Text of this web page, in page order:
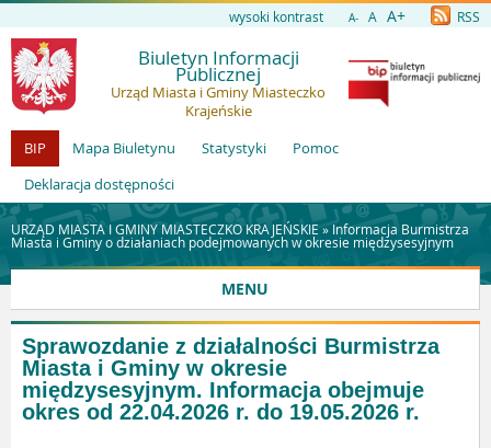
wysoki kontrast A- A A+ RSS
Biuletyn Informacji
Publicznej
Urząd Miasta i Gminy Miasteczko
Krajeńskie
BIP
Mapa Biuletynu Statystyki
Pomoc
Deklaracja dostępności
URZĄD MIASTA I GMINY MIASTECZKO KRAJEŃSKIE »Informacja Burmistrza
Miasta i Gminy o działaniach podejmowanych w okresie międzysesyjnym
MENU
Sprawozdanie z działalności Burmistrza
Miasta i Gminy w okresie
międzysesyjnym. Informacja obejmuje
okres od 22.04.2026 r. do 19.05.2026 r.